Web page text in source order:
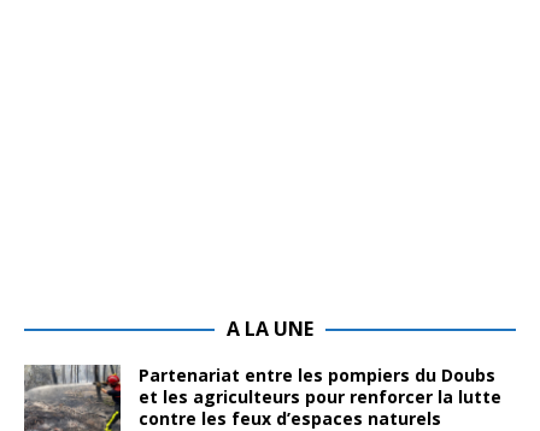
A LA UNE
Partenariat entre les pompiers du Doubs
et les agriculteurs pour renforcer la lutte
contre les feux d’espaces naturels